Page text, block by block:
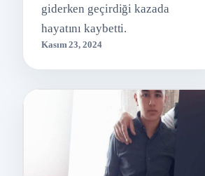
giderken geçirdiği kazada
hayatını kaybetti.
Kasım 23, 2024